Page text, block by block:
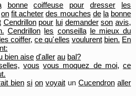
bonne coiffeuse pour dresser
les
on fit acheter des mouches de la bonne
Cendrillon pour lui demander son avis,
Cendrillon les conseilla le mieux du
coiffer, ce qu'elles voulurent bien. En
bien aise d'aller au bal?
vous vous moquez de moi, ce
bien si on voyait un Cucendron aller